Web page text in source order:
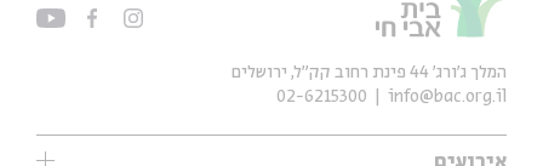
אירועים
המלך ג'ורג' 44 פינת רחוב קק״ל, ירושלים
info@bac.org.il
02-6215300